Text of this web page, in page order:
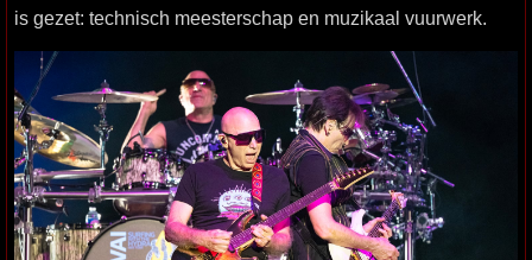
is gezet: technisch meesterschap en muzikaal vuurwerk.